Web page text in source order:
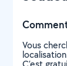
Vous